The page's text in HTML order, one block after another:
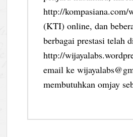
http://kompasiana.com/
(KTI) online, dan
berbagai prestasi telah
http://
email ke
membutuhkan omjay